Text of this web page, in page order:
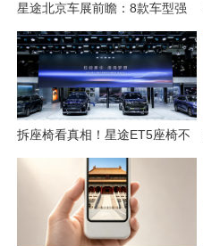
星途北京车展前瞻：8款车型强
势集结，开启3.0性能豪华探索
新姿态
拆座椅看真相！星途ET5座椅不
只是舒适，技术藏满诚意